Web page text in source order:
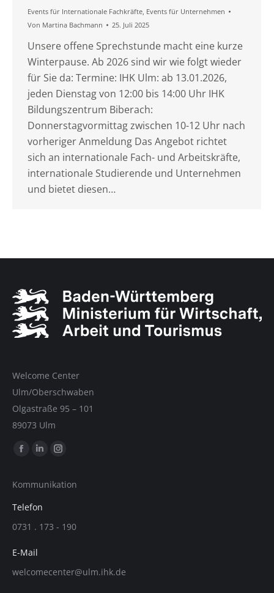
Events für Internationale Fachkräfte, Events für Unternehmen
Von Martina Bachmann 25. Juli 2025
Unsere offene Sprechstunde macht eine kurze
Winterpause. Ab 2026 sind wir wie folgt wieder
für Sie da: Termine: IHK Ulm: ab 13.01.2026,
jeden Dienstag von 12:00 bis 14:00 Uhr IHK
Bildungszentrum Biberach:
Donnerstagvormittag zwischen 10-12 Uhr nach
vorheriger Anmeldung Das Angebot richtet
sich an internationale Fach- und Arbeitskräfte,
internationale Studierende und Unternehmen
und bietet diesen…
Welcome Center
Ulm/Oberschwaben
Olgastraße 95 – 101
89073 Ulm
Finde uns auf:
Facebook
wird
in
Fenster
geöffnet
LinkedIn
wird
in
geöffnet
Instagram
wird
geöffnet
Kommunikation
Telefon
0731 . 173 - 190
E-Mail
welcomecenter@ulm.ihk.de